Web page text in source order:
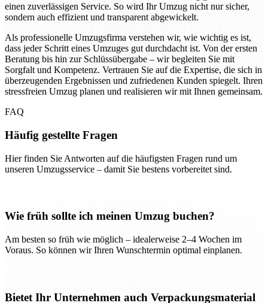
einen zuverlässigen Service. So wird Ihr Umzug nicht nur sicher,
sondern auch effizient und transparent abgewickelt.
Als professionelle Umzugsfirma verstehen wir, wie wichtig es ist,
dass jeder Schritt eines Umzuges gut durchdacht ist. Von der ersten
Beratung bis hin zur Schlüssübergabe – wir begleiten Sie mit
Sorgfalt und Kompetenz. Vertrauen Sie auf die Expertise, die sich in
überzeugenden Ergebnissen und zufriedenen Kunden spiegelt. Ihren
stressfreien Umzug planen und realisieren wir mit Ihnen gemeinsam.
FAQ
Häufig gestellte Fragen
Hier finden Sie Antworten auf die häufigsten Fragen rund um
unseren Umzugsservice – damit Sie bestens vorbereitet sind.
Wie früh sollte ich meinen Umzug buchen?
Am besten so früh wie möglich – idealerweise 2–4 Wochen im
Voraus. So können wir Ihren Wunschtermin optimal einplanen.
Bietet Ihr Unternehmen auch Verpackungsmaterial